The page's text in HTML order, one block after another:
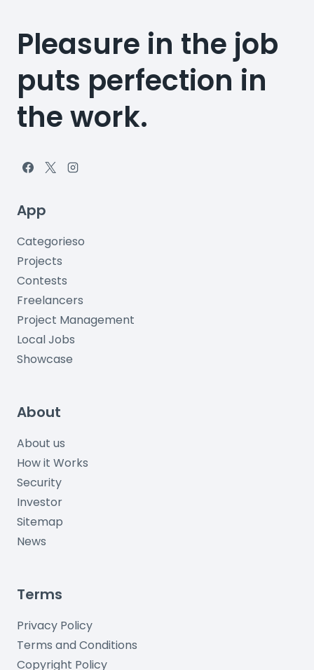
Pleasure in the job
puts perfection in
the work.
App
Categorieso
Projects
Contests
Freelancers
Project Management
Local Jobs
Showcase
About
About us
How it Works
Security
Investor
Sitemap
News
Terms
Privacy Policy
Terms and Conditions
Copyright Policy